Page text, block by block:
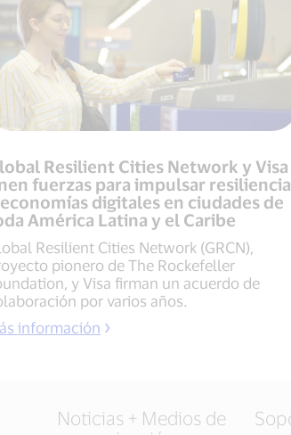
Resilient Cities Network y Visa
fuerzas para impulsar resiliencia
digitales en ciudades de
América Latina y el Caribe
Resilient Cities Network (GRCN),
pionero de The Rockefeller
y Visa firman un acuerdo de
por varios años.
información
Noticias + Medios de